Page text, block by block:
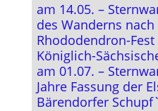
am 14.05. –
des Wanderns
Rhododendron-Fest
Königlich-
am 01.07. –
Jahre Fassung der
Bärendorfer